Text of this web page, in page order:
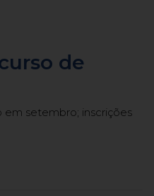
de
em setembro; inscrições